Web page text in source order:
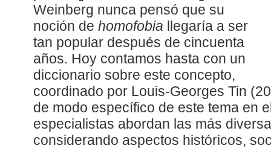
Weinberg nunca pensó que su
noción de homofobia llegaría a ser
tan popular después de cincuenta
años. Hoy contamos hasta con un
diccionario sobre este concepto,
coordinado por Louis-Georges Tin
de modo específico de este tema en
especialistas abordan las más
considerando aspectos históricos,